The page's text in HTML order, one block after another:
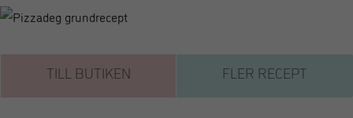
TILL BUTIKEN FLER RECEPT